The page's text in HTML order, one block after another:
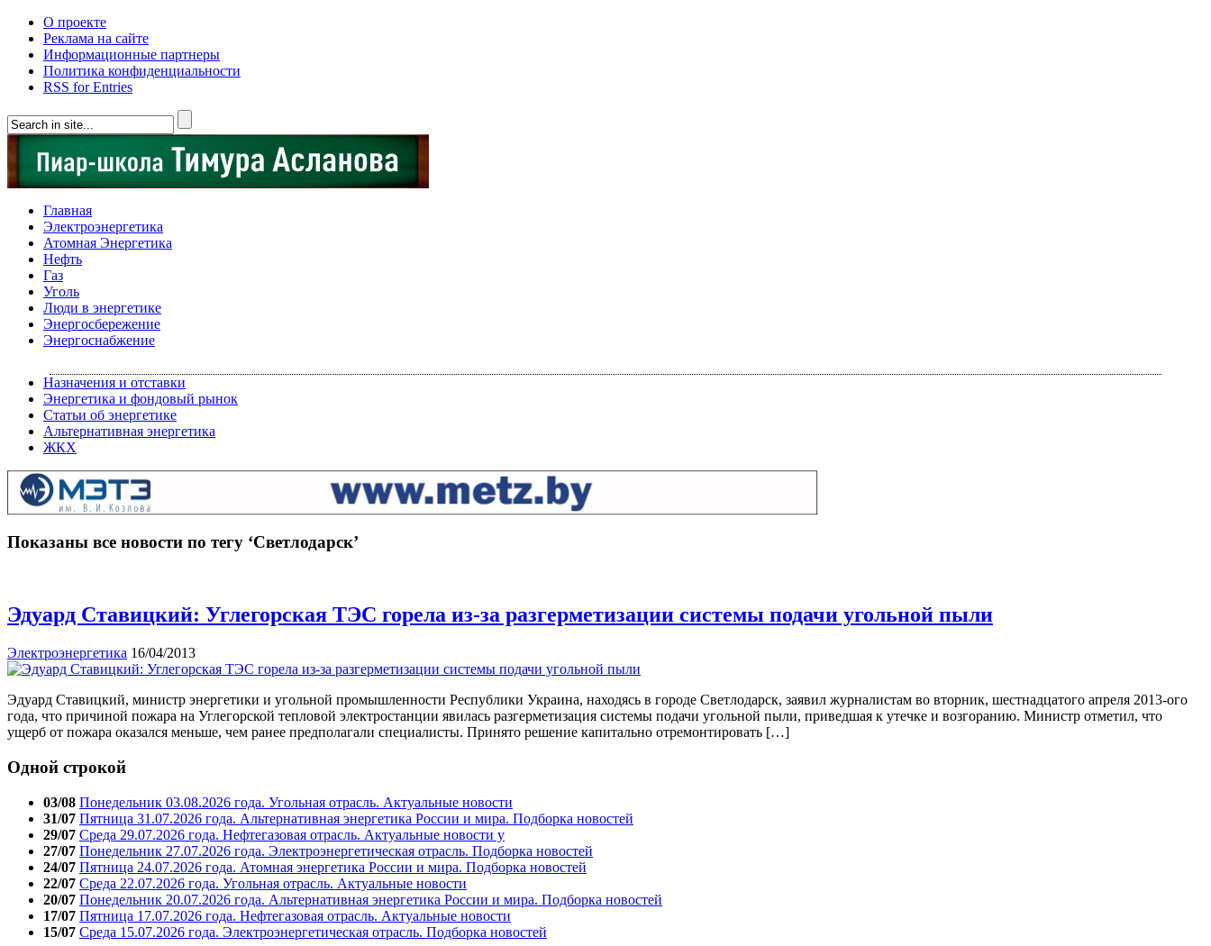
О проекте
Реклама на сайте
Информационные партнеры
Политика конфиденциальности
RSS for Entries
Главная
Электроэнергетика
Атомная Энергетика
Нефть
Газ
Уголь
Люди в энергетике
Энергосбережение
Энергоснабжение
Назначения и отставки
Энергетика и фондовый рынок
Статьи об энергетике
Альтернативная энергетика
ЖКХ
Показаны все новости по тегу ‘Светлодарск’
Эдуард Ставицкий: Углегорская ТЭС горела из-за разгерметизации системы подачи угольной пыли
Электроэнергетика 16/04/2013
Эдуард Ставицкий, министр энергетики и угольной промышленности Республики Украина, находясь в городе Светлодарск, заявил журналистам во вторник, шестнадцатого апреля 2013-ого
года, что причиной пожара на Углегорской тепловой электростанции явилась разгерметизация системы подачи угольной пыли, приведшая к утечке и возгоранию. Министр отметил, что
ущерб от пожара оказался меньше, чем ранее предполагали специалисты. Принято решение капитально отремонтировать […]
Одной строкой
03/08 Понедельник 03.08.2026 года. Угольная отрасль. Актуальные новости
31/07 Пятница 31.07.2026 года. Альтернативная энергетика России и мира. Подборка новостей
29/07 Среда 29.07.2026 года. Нефтегазовая отрасль. Актуальные новости у
27/07 Понедельник 27.07.2026 года. Электроэнергетическая отрасль. Подборка новостей
24/07 Пятница 24.07.2026 года. Атомная энергетика России и мира. Подборка новостей
22/07 Среда 22.07.2026 года. Угольная отрасль. Актуальные новости
20/07 Понедельник 20.07.2026 года. Альтернативная энергетика России и мира. Подборка новостей
17/07 Пятница 17.07.2026 года. Нефтегазовая отрасль. Актуальные новости
15/07 Среда 15.07.2026 года. Электроэнергетическая отрасль. Подборка новостей